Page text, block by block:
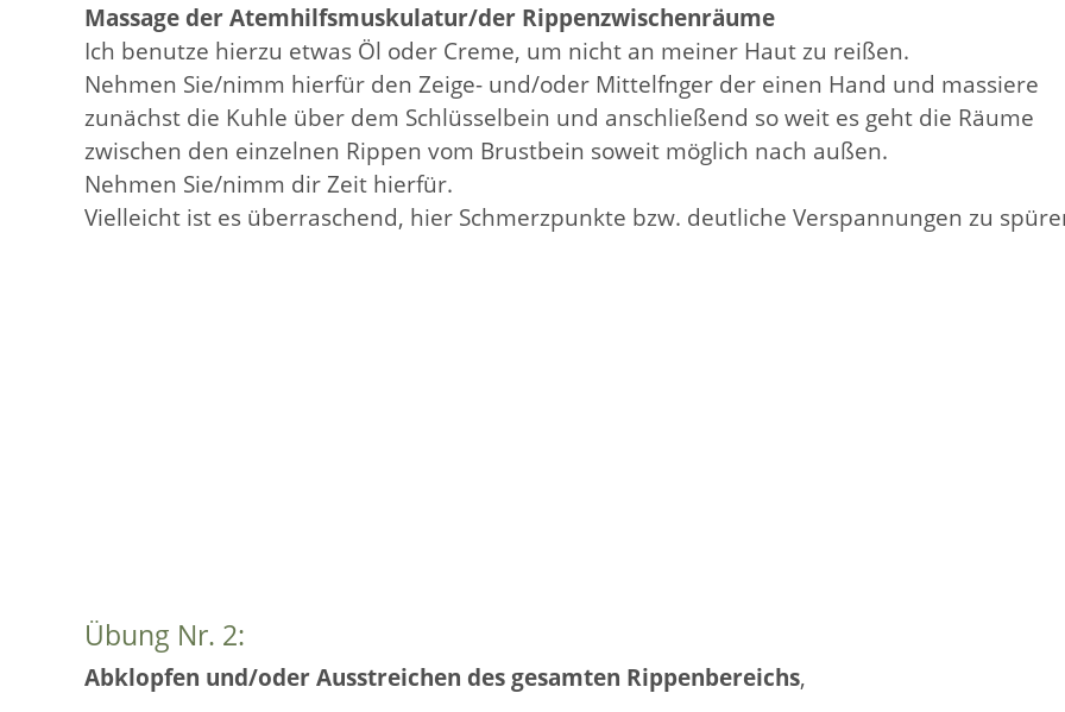
Massage der Atemhilfsmuskulatur/der Rippenzwischenräume
Ich benutze hierzu etwas Öl oder Creme, um nicht an meiner Haut zu reißen.
Nehmen Sie/nimm hierfür den Zeige- und/oder Mittelfnger der einen Hand und massiere
zunächst die Kuhle über dem Schlüsselbein und anschließend so weit es geht die Räume
zwischen den einzelnen Rippen vom Brustbein soweit möglich nach außen.
Nehmen Sie/nimm dir Zeit hierfür.
Vielleicht ist es überraschend, hier Schmerzpunkte bzw. deutliche Verspannungen zu
Übung Nr. 2:
Abklopfen und/oder Ausstreichen des gesamten Rippenbereichs,